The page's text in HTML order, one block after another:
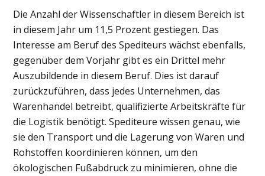
Die Anzahl der Wissenschaftler in diesem Bereich ist
in diesem Jahr um 11,5 Prozent gestiegen. Das
Interesse am Beruf des Spediteurs wächst ebenfalls,
gegenüber dem Vorjahr gibt es ein Drittel mehr
Auszubildende in diesem Beruf. Dies ist darauf
zurückzuführen, dass jedes Unternehmen, das
Warenhandel betreibt, qualifizierte Arbeitskräfte für
die Logistik benötigt. Spediteure wissen genau, wie
sie den Transport und die Lagerung von Waren und
Rohstoffen koordinieren können, um den
ökologischen Fußabdruck zu minimieren, ohne die